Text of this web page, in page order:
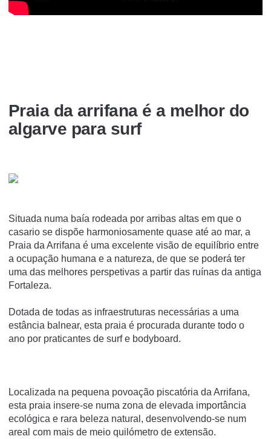
Praia da arrifana é a melhor do
algarve para surf
Situada numa baía rodeada por arribas altas em que o
casario se dispõe harmoniosamente quase até ao mar, a
Praia da Arrifana é uma excelente visão de equilíbrio entre
a ocupação humana e a natureza, de que se poderá ter
uma das melhores perspetivas a partir das ruínas da antiga
Fortaleza.
Dotada de todas as infraestruturas necessárias a uma
estância balnear, esta praia é procurada durante todo o
ano por praticantes de surf e bodyboard.
Localizada na pequena povoação piscatória da Arrifana,
esta praia insere-se numa zona de elevada importância
ecológica e rara beleza natural, desenvolvendo-se num
areal com mais de meio quilómetro de extensão.